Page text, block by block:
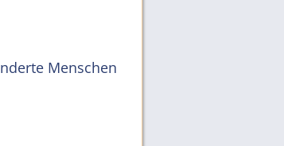
Menschen